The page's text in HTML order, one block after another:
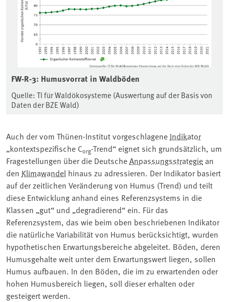
FW-R-3: Humusvorrat in Waldböden
Quelle: TI für Waldökosysteme (Auswertung auf der Basis von
Daten der BZE Wald)
Auch der vom Thünen-Institut vorgeschlagene Indikator
„kontextspezifische Corg-Trend“ eignet sich grundsätzlich, um
Fragestellungen über die DeutscheAnpassungsstrategie an
den Klimawandel hinaus zu adressieren. Der Indikator basiert
auf der zeitlichen Veränderung von Humus (Trend) und teilt
diese Entwicklung anhand eines Referenzsystems in die
Klassen „gut“ und „degradierend“ ein. Für das
Referenzsystem, das wie beim oben beschriebenen Indikator
die natürliche Variabilität von Humus berücksichtigt, wurden
hypothetischen Erwartungsbereiche abgeleitet. Böden, deren
Humusgehalte weit unter dem Erwartungswert liegen, sollen
Humus aufbauen. In den Böden, die im zu erwartenden oder
hohen Humusbereich liegen, soll dieser erhalten oder
gesteigert werden.